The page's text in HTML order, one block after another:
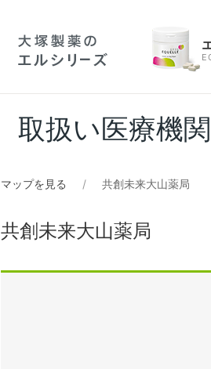
取扱い医療機
マップを見る 共創未来大山薬局
共創未来大山薬局